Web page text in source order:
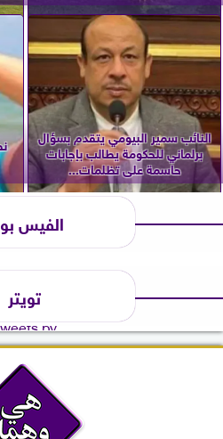
النائب سمير البيومي يتقدم بسؤال
برلماني للحكومة يطالب بإجابات
حاسمة على تظلمات...
الفيس
تويتر
by